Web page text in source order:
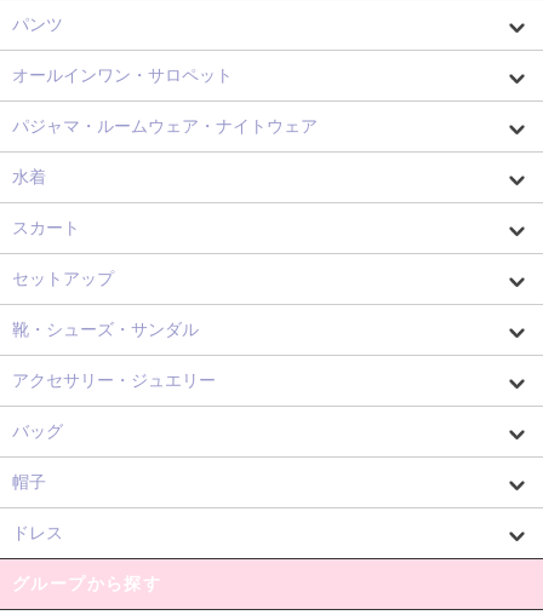
パンツ
オールインワン・サロペット
パジャマ・ルームウェア・ナイトウェア
水着
スカート
セットアップ
靴・シューズ・サンダル
アクセサリー・ジュエリー
バッグ
帽子
ドレス
グループから探す